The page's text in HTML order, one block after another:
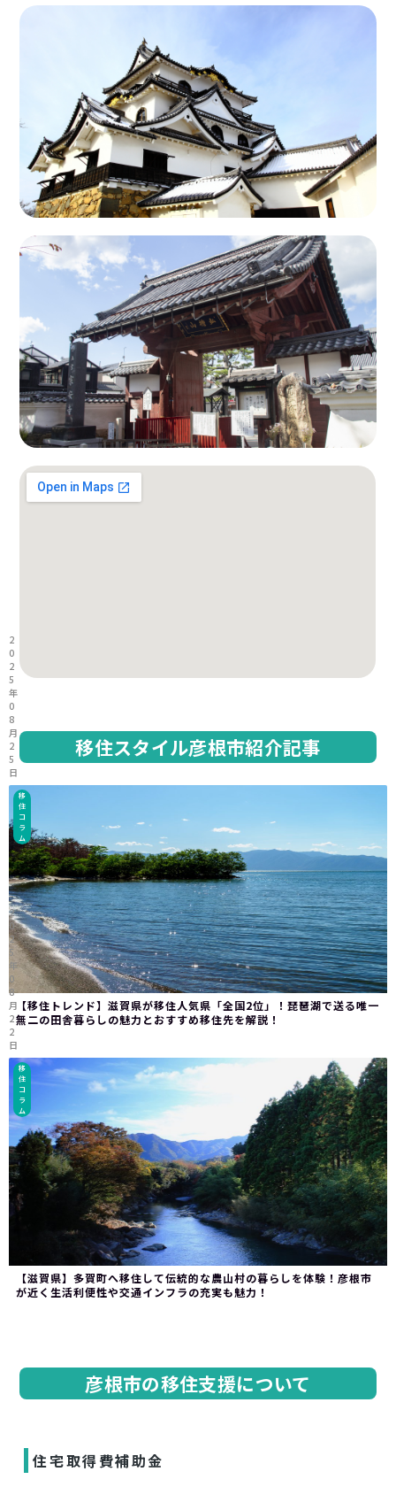
移住スタイル彦根市紹介記事
移
住
コ
ラ
ム
【移住トレンド】滋賀県が移住人気県「全国2位」！琵琶湖で送る唯一
無二の田舎暮らしの魅力とおすすめ移住先を解説！
2
0
2
5
年
0
8
月
2
5
日
移
住
コ
ラ
ム
【滋賀県】多賀町へ移住して伝統的な農山村の暮らしを体験！彦根市
が近く生活利便性や交通インフラの充実も魅力！
2
0
2
5
年
0
8
月
2
2
日
彦根市の移住支援について
住宅取得費補助金